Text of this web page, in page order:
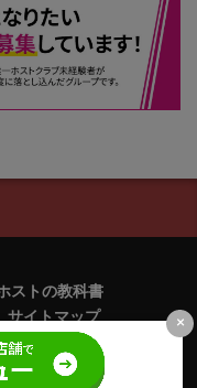
×
ストの教科書
サイトマップ
ネレーショングループ